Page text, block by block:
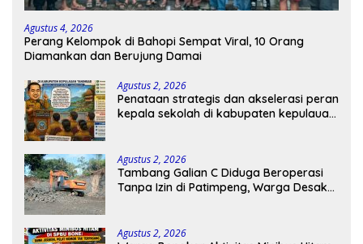
Agustus 4, 2026
Perang Kelompok di Bahopi Sempat Viral, 10 Orang
Diamankan dan Berujung Damai
Agustus 2, 2026
Penataan strategis dan akselerasi peran
kepala sekolah di kabupaten kepulauan
Agustus 2, 2026
Tambang Galian C Diduga Beroperasi
Tanpa Izin di Patimpeng, Warga Desak
Agustus 2, 2026